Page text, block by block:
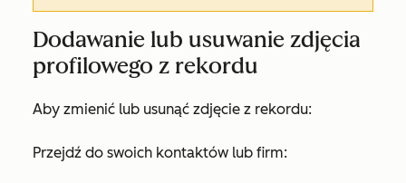
Dodawanie lub usuwanie zdjęcia
profilowego z rekordu
Aby zmienić lub usunąć zdjęcie z rekordu:
Przejdź do swoich kontaktów lub firm: